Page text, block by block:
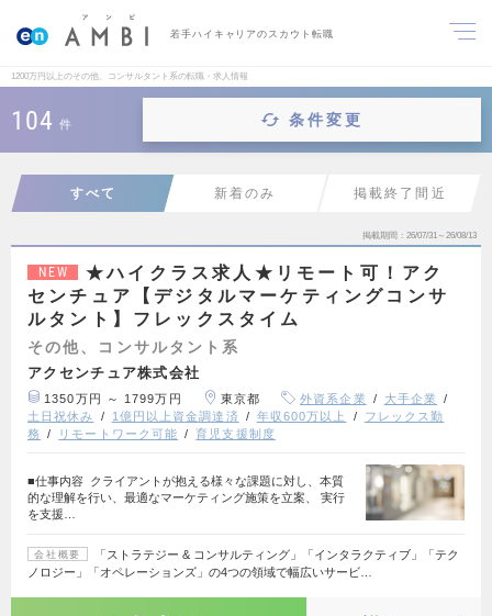
若手ハイキャリアのスカウト転職
1200万円以上のその他、コンサルタント系の転職・求人情報
104 件 条件変更
すべて 新着のみ 掲載終了間近
掲載期間 26/07/31～26/08/13
NEW
★ハイクラス求人★リモート可！アク
センチュア【デジタルマーケティングコンサ
ルタント】フレックスタイム
その他、コンサルタント系
アクセンチュア株式会社
1350万円 ～ 1799万円 東京都 外資系企業
大手企業
土日祝休み
1億円以上資金調達済 年収600万以上
フレックス勤
務
リモートワーク可能 育児支援制度
■仕事内容 クライアントが抱える様々な課題に対し、本質
的な理解を行い、最適なマーケティング施策を立案、 実行
を支援…
会社概要
「ストラテジー & コンサルティング」「インタラクティブ」「テク
ノロジー」「オペレーションズ」の4つの領域で幅広いサービ…